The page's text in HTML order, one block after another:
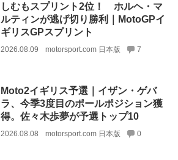
しむもスプリント2位！ ホルヘ・マ
ルティンが逃げ切り勝利｜MotoGPイ
ギリスGPスプリント
2026.08.09 motorsport.com 日本版 7
Moto2イギリス予選｜イザン・ゲバ
ラ、今季3度目のポールポジション獲
得。佐々木歩夢が予選トップ10
2026.08.08 motorsport.com 日本版 0